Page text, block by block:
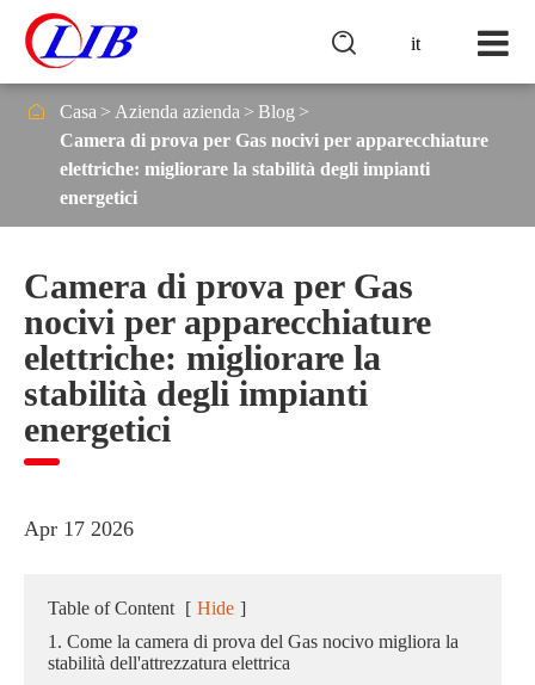
it

 Casa Azienda azienda
Blog
Camera di prova per Gas nocivi per apparecchiature
elettriche: migliorare la stabilità degli impianti
energetici
Camera di prova per Gas
nocivi per apparecchiature
elettriche: migliorare la
stabilità degli impianti
energetici
Apr 17 2026
Table of Content [ Hide ]
1. Come la camera di prova del Gas nocivo migliora la
stabilità dell'attrezzatura elettrica